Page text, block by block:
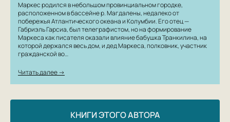
Маркес родился в небольшом провинциальном городке,
расположенном в бассейне р. Магдалены, недалеко от
побережья Атлантического океана и Колумбии. Его отец —
Габриэль Гарсиа, был телеграфистом, но на формирование
Маркеса как писателя оказали влияние бабушка Транкилина, на
которой держался весь дом, и дед Маркеса, полковник, участник
гражданской во…
Читать далее →
КНИГИ ЭТОГО АВТОРА